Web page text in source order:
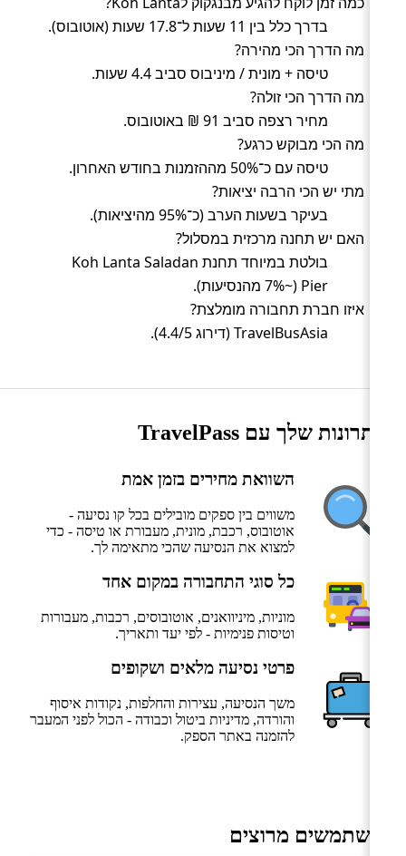
בדרך כלל בין 11 שעות ל־17.8 שעות (אוטובוס).
מה הדרך הכי מהירה?
טיסה + מונית / מיניבוס סביב 4.4 שעות.
מה הדרך הכי זולה?
מחיר רצפה סביב 91 ₪ באוטובוס.
מה הכי מבוקש כרגע?
טיסה עם כ־50% מההזמנות בחודש האחרון.
מתי יש הכי הרבה יציאות?
בעיקר בשעות הערב (כ־95% מהיציאות).
האם יש תחנה מרכזית במסלול?
בולטת במיוחד תחנת Koh Lanta Saladan
Pier (~7% מהנסיעות).
איזו חברת תחבורה מומלצת?
TravelBusAsia (דירוג 4.4/5).
היתרונות שלך עם TravelPass
השוואת מחירים בזמן אמת
משווים בין ספקים מובילים בכל קו נסיעה -
אוטובוס, רכבת, מונית, מעבורת או טיסה - כדי
למצוא את הנסיעה שהכי מתאימה לך.
כל סוגי התחבורה במקום אחד
מוניות, מיניוואנים, אוטובוסים, רכבות, מעבורות
וטיסות פנימיות - לפי יעד ותאריך.
פרטי נסיעה מלאים ושקופים
משך הנסיעה, עצירות והחלפות, נקודות איסוף
והורדה, מדיניות ביטול וכבודה - הכול לפני המעבר
להזמנה באתר הספק.
משתמשים מרוצים